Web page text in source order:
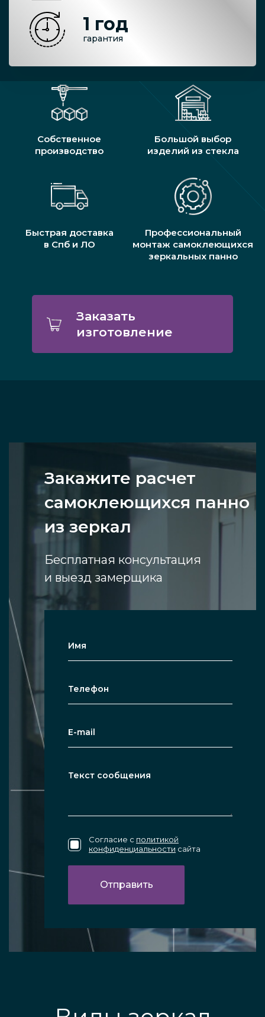
1 год
гарантия
Собственное
производство
Большой выбор
изделий из стекла
Быстрая доставка
в Спб и ЛО
Профессиональный
монтаж самоклеющихся
зеркальных панно
Заказать
изготовление
Закажите расчет
самоклеющихся панно
из зеркал
Бесплатная консультация
и выезд замерщика
Согласие с политикой
конфиденциальности сайта